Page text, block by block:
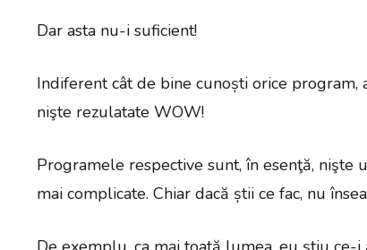
Dar asta nu-i suficient!
Indiferent cât de bine cunoști orice
nişte rezulatate WOW!
Programele respective sunt, în esenţă,
mai complicate. Chiar dacă știi ce fac, nu